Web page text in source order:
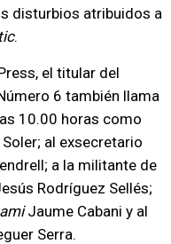
disturbios atribuidos a
.
el titular del
6 también llama
10.00 horas como
al exsecretario
a la militante de
Rodríguez Sellés;
Jaume Cabani y al
Serra.